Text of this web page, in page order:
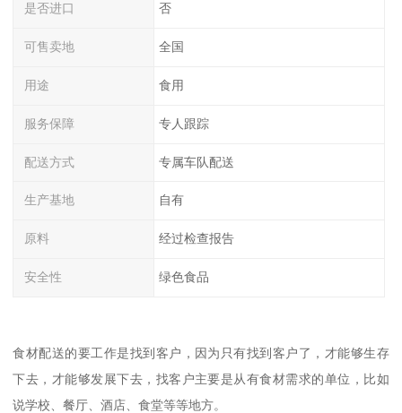
是否进口 否
可售卖地 全国
用途 食用
服务保障 专人跟踪
配送方式 专属车队配送
生产基地 自有
原料 经过检查报告
安全性 绿色食品
食材配送的要工作是找到客户，因为只有找到客户了，才能够生存
下去，才能够发展下去，找客户主要是从有食材需求的单位，比如
说学校、餐厅、酒店、食堂等等地方。